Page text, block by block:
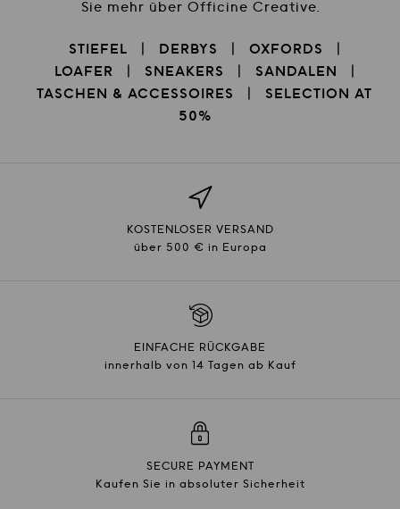
Sie mehr über Officine Creative.
STIEFEL DERBYS
OXFORDS
LOAFER
SNEAKERS
SANDALEN
TASCHEN & ACCESSOIRES
SELECTION AT
50%
KOSTENLOSER VERSAND
über 500 € in Europa
EINFACHE RÜCKGABE
innerhalb von 14 Tagen ab Kauf
SECURE PAYMENT
Kaufen Sie in absoluter Sicherheit